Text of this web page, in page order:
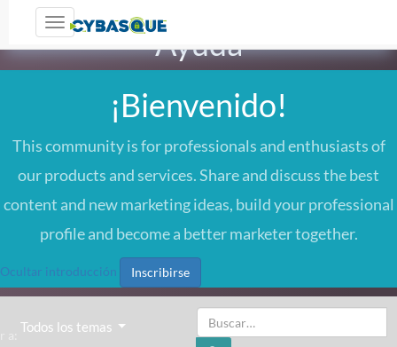
Toggle navigation
Ayuda
¡Bienvenido!
This community is for professionals and enthusiasts of
our products and services. Share and discuss the best
content and new marketing ideas, build your professional
profile and become a better marketer together.
Ocultar introducción Inscribirse
Todos los temas